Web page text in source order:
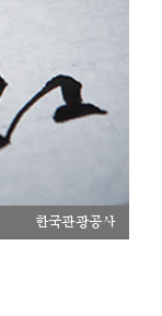
한국관광공사